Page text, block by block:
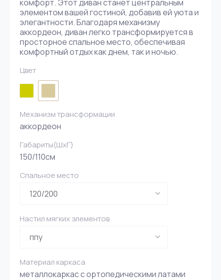
комфорт. Этот диван станет центральным
элементом вашей гостиной, добавив ей уюта и
элегантности. Благодаря механизму
аккордеон, диван легко трансформируется в
просторное спальное место, обеспечивая
комфортный отдых как днем, так и ночью.
Цвет
Механизм трансформации
аккордеон
Габариты(ШxГ)
150/110см
Спальное место
Настил мягких элементов
Материал каркаса
металлокаркас с ортопедическими латами